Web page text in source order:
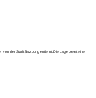
der Stadt Salzburg entfernt. Die Lage bietet eine